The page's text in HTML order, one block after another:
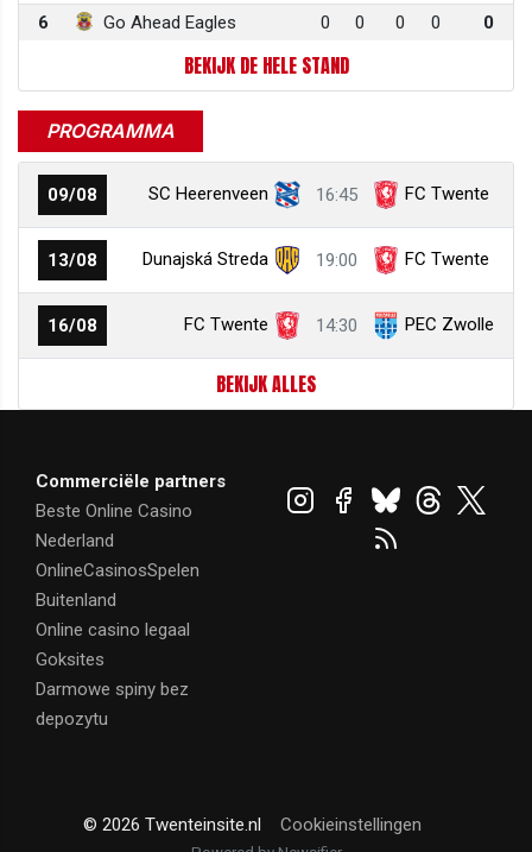
6
Go Ahead Eagles 0 0 0 0 0
BEKIJK DE HELE STAND
PROGRAMMA
09/08 SC Heerenveen 16:45 FC Twente
13/08 Dunajská Streda 19:00 FC Twente
16/08 FC Twente 14:30 PEC Zwolle
BEKIJK ALLES
Commerciële partners
Beste Online Casino
Nederland
OnlineCasinosSpelen
Buitenland
Online casino legaal
Goksites
Darmowe spiny bez
depozytu
© 2026 Twenteinsite.nl Cookieinstellingen